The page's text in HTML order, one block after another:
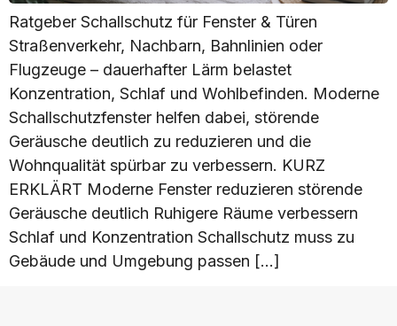
Ratgeber Schallschutz für Fenster & Türen
Straßenverkehr, Nachbarn, Bahnlinien oder
Flugzeuge – dauerhafter Lärm belastet
Konzentration, Schlaf und Wohlbefinden. Moderne
Schallschutzfenster helfen dabei, störende
Geräusche deutlich zu reduzieren und die
Wohnqualität spürbar zu verbessern. KURZ
ERKLÄRT Moderne Fenster reduzieren störende
Geräusche deutlich Ruhigere Räume verbessern
Schlaf und Konzentration Schallschutz muss zu
Gebäude und Umgebung passen […]